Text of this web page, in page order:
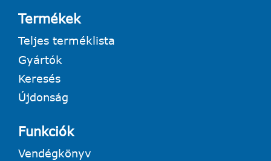
Termékek
Teljes terméklista
Gyártók
Keresés
Újdonság
Funkciók
Vendégkönyv